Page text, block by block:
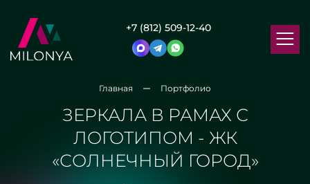
+7 (812) 509-12-40
Главная Портфолио
ЗЕРКАЛА В РАМАХ С
ЛОГОТИПОМ - ЖК
«СОЛНЕЧНЫЙ ГОРОД»